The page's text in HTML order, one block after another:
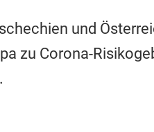
und
zu Corona-